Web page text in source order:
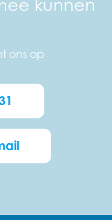
kunnen
ons op